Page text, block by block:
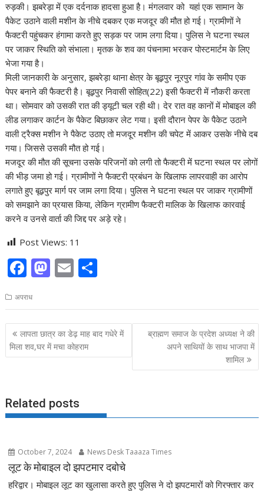
रुड़की। झबरेड़ा में एक दर्दनाक हादसा हुआ है। मंगलवार को यहां एक सामान के
पैकेट उठाने वाली मशीन के नीचे दबकर एक मजदूर की मौत हो गई। ग्रामीणों ने
फैक्टरी पहुंचकर हंगामा करते हुए सड़क पर जाम लगा दिया। पुलिस ने घटना स्थल
पर जाकर स्थिति को संभाला। मृतक के शव का पंचनामा भरकर पोस्टमार्टम के लिए
भेजा गया है।
मिली जानकारी के अनुसार, झबरेड़ा थाना क्षेत्र के बूढ़पुर नूरपुर गांव के समीप एक
पेपर बनाने की फैक्टरी है। बूढ़पुर निवासी सोहित(22) इसी फैक्टरी में नौकरी करता
था। सोमवार को उसकी रात की ड्यूटी चल रही थी। देर रात वह कानों में मोबाइल की
लीड लगाकर कार्टन के पैकेट बिछाकर लेट गया। इसी दौरान पेपर के पैकेट उठाने
वाली ट्रैक्स मशीन ने पैकेट उठाए तो मजदूर मशीन की चपेट में आकर उसके नीचे दब
गया। जिससे उसकी मौत हो गई।
मजदूर की मौत की सूचना उसके परिजनों को लगी तो फैक्टरी में घटना स्थल पर लोगों
की भीड़ जमा हो गई। ग्रामीणों ने फैक्टरी प्रबंधन के खिलाफ लापरवाही का आरोप
लगाते हुए बूढ़पुर मार्ग पर जाम लगा दिया। पुलिस ने घटना स्थल पर जाकर ग्रामीणों
को समझाने का प्रयास किया, लेकिन ग्रामीण फैक्टरी मालिक के खिलाफ कारवाई
करने व उनसे वार्ता की जिद्द पर अड़े रहे।
Post Views: 11
F
e
b
o
o
M
to
d
o
n
E
ai
l
ar
e
अपराध
Post
navigation
लापता छात्र का डेढ़ माह बाद गधेरे में
मिला शव,घर में मचा कोहराम
ब्राह्मण समाज के प्रदेश अध्यक्ष ने की
अपने साथियों के साथ भाजपा में
शामिल
Related posts
October 7, 2024 News Desk Taaaza Times
लूट के मोबाइल दो झपटमार दबोचे
हरिद्वार। मोबाइल लूट का खुलासा करते हुए पुलिस ने दो झपटमारों को गिरफ्तार कर